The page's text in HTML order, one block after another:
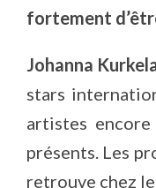
fortement
Johanna
stars
artistes
présents. Les
retrouve chez